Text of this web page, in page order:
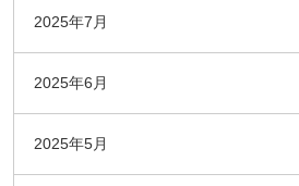
2025年7月
2025年6月
2025年5月